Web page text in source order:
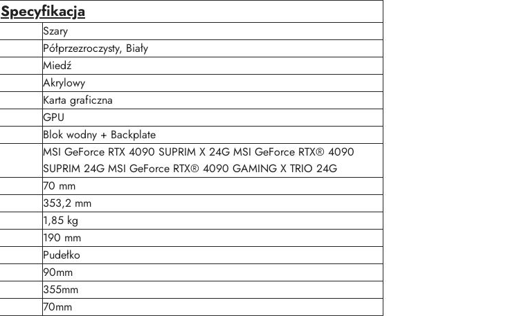
Specyfikacja
Szary
Półprzezroczysty, Biały
Miedź
Akrylowy
Karta graficzna
GPU
Blok wodny + Backplate
MSI GeForce RTX 4090 SUPRIM X 24G MSI GeForce RTX® 4090
SUPRIM 24G MSI GeForce RTX® 4090 GAMING X TRIO 24G
70 mm
353,2 mm
1,85 kg
190 mm
Pudełko
90mm
355mm
70mm